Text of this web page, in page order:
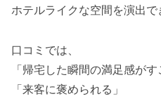
ホテルライクな空間を演出で
口コミでは、
「帰宅した瞬間の満足感がす
「来客に褒められる」